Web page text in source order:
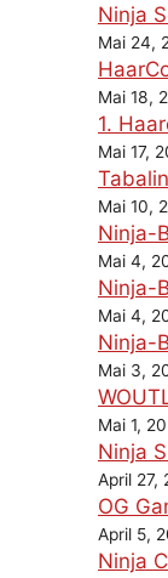
Ninja
Mai 24,
Mai 18,
1.
Mai 17,
Mai 10,
Ninja-
Mai 4,
Ninja-
Mai 4,
Ninja-
Mai 3,
Mai 1,
Ninja
April 27,
OG
April 5,
Ninja